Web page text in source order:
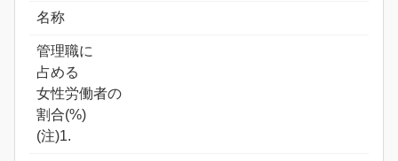
名称
管理職に
占める
女性労働者の
割合(%)
(注)1.